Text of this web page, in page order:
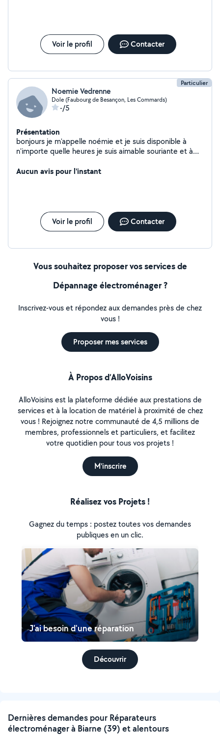
Voir le profil Contacter
Particulier
Noemie Vedrenne
Dole (Faubourg de Besançon, Les Commards)
-/5
Présentation
bonjours je m'appelle noémie et je suis disponible à
n'importe quelle heures je suis aimable souriante et à
Aucun avis pour l'instant
Voir le profil Contacter
Vous souhaitez proposer vos services de
Dépannage électroménager ?
Inscrivez-vous et répondez aux demandes près de chez
vous !
Proposer mes services
À Propos d’AlloVoisins
AlloVoisins est la plateforme dédiée aux prestations de
services et à la location de matériel à proximité de chez
vous ! Rejoignez notre communauté de 4,5 millions de
membres, professionnels et particuliers, et facilitez
votre quotidien pour tous vos projets !
M'inscrire
Réalisez vos Projets !
Gagnez du temps : postez toutes vos demandes
publiques en un clic.
J'ai besoin d'une réparation
Découvrir
Dernières demandes pour Réparateurs
électroménager à Biarne (39) et alentours